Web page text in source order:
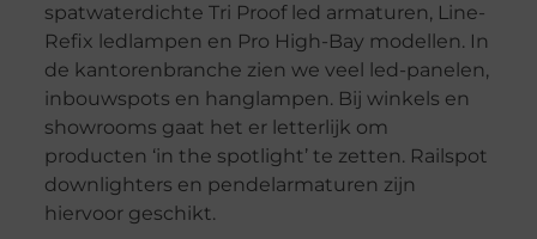
spatwaterdichte Tri Proof led armaturen, Line-
Refix ledlampen en Pro High-Bay modellen. In
de kantorenbranche zien we veel led-panelen,
inbouwspots en hanglampen. Bij winkels en
showrooms gaat het er letterlijk om
producten ‘in the spotlight’ te zetten. Railspot
downlighters en pendelarmaturen zijn
hiervoor geschikt.